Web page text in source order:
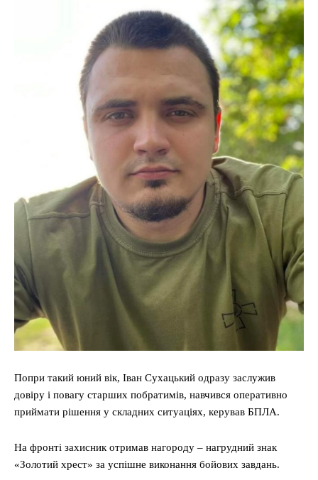
Попри такий юний вік, Іван Сухацький одразу заслужив
довіру і повагу старших побратимів, навчився оперативно
приймати рішення у складних ситуаціях, керував БПЛА.
На фронті захисник отримав нагороду – нагрудний знак
«Золотий хрест» за успішне виконання бойових завдань.